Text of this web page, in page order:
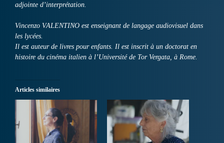
adjointe d’interprétation.
Vincenzo VALENTINO est enseignant de langage audiovisuel dans
les lycées.
Il est auteur de livres pour enfants. Il est inscrit à un doctorat en
histoire du cinéma italien à l’Université de Tor Vergata, à Rome.
Articles similaires